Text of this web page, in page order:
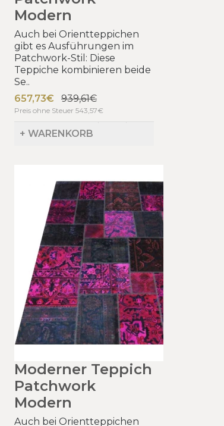
Modern
Auch bei Orientteppichen
gibt es Ausführungen im
Patchwork-Stil: Diese
Teppiche kombinieren beide
Se..
657,73€
939,61€
Preis ohne Steuer 543,57€
+ WARENKORB
Moderner Teppich
Patchwork
Modern
Auch bei Orientteppichen